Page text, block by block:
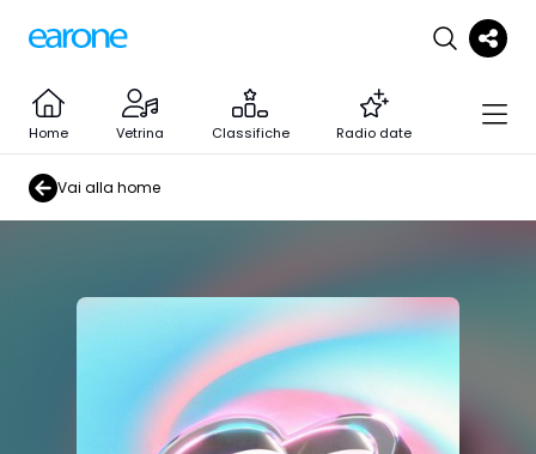
Home Vetrina Classifiche Radio date
Vai alla home